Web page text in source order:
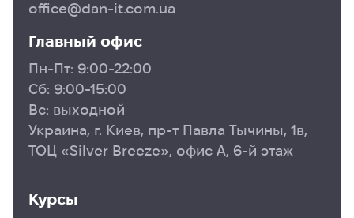
office@dan-it.com.ua
Главный офис
Пн-Пт: 9:00-22:00
Сб: 9:00-15:00
Вс: выходной
Украина, г. Киев, пр-т Павла Тычины, 1в,
ТОЦ «Silver Breeze», офис А, 6-й этаж
Курсы